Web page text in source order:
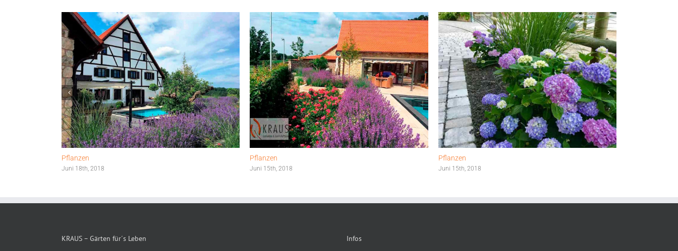
Pflanzen
Juni 18th, 2018
Pflanzen
Juni 15th, 2018
Pflanzen
Juni 15th, 2018
KRAUS – Gärten für´s Leben Infos